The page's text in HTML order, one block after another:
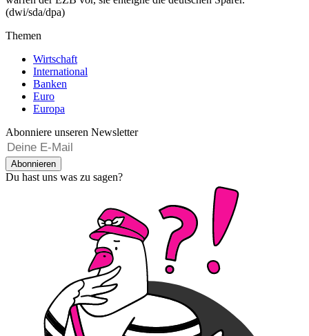
(dwi/sda/dpa)
Themen
Wirtschaft
International
Banken
Euro
Europa
Abonniere unseren Newsletter
Abonnieren
Du hast uns was zu sagen?